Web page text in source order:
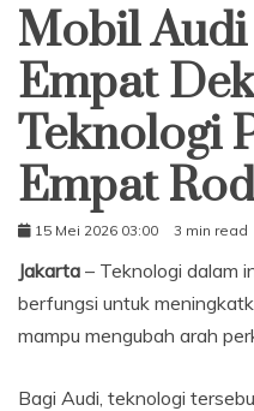
Mobil
Empat
Teknologi
Empat
15 Mei 2026 03:00 3 min read
Jakarta – Teknologi dalam
berfungsi untuk
mampu mengubah arah
Bagi Audi, teknologi